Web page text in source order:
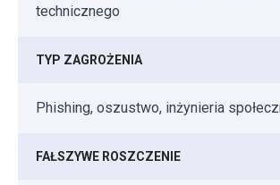
technicznego
TYP ZAGROŻENIA
Phishing, oszustwo, inżynieria
FAŁSZYWE ROSZCZENIE